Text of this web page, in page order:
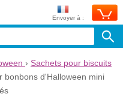
Envoyer à :
› Sachets pour biscuits
bonbons d'Halloween mini